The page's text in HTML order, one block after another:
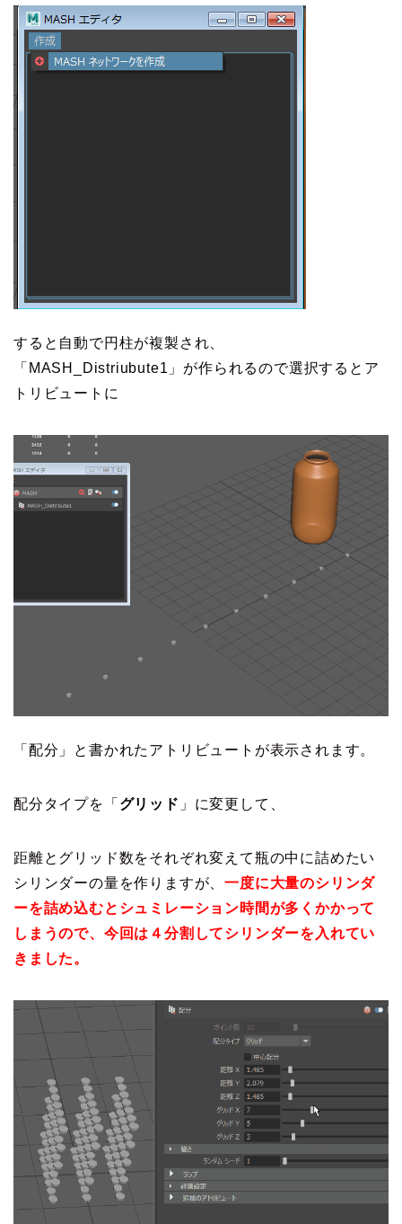
すると自動で円柱が複製され、
「MASH_Distriubute1」が作られるので選択するとア
トリビュートに
「配分」と書かれたアトリビュートが表示されます。
配分タイプを「 グリッド 」に変更して、
距離とグリッド数をそれぞれ変えて瓶の中に詰めたい
シリンダーの量を作りますが、一度に大量のシリンダ
ーを詰め込むとシュミレーション時間が多くかかって
しまうので、今回は４分割してシリンダーを入れてい
きました。